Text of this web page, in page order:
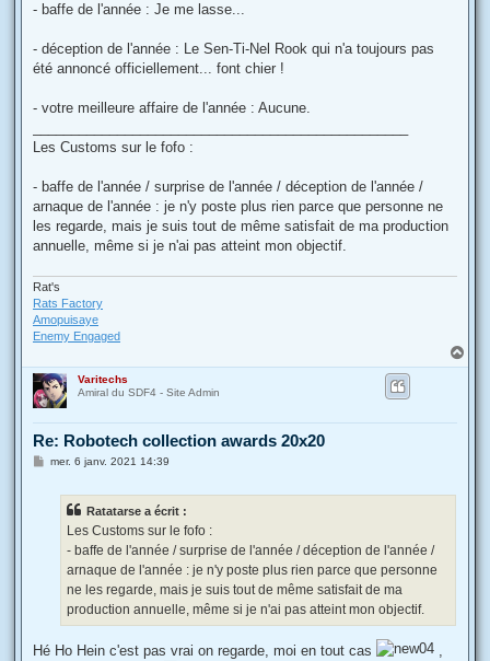
- baffe de l'année : Je me lasse...
- déception de l'année : Le Sen-Ti-Nel Rook qui n'a toujours pas
été annoncé officiellement... font chier !
- votre meilleure affaire de l'année : Aucune.
Les Customs sur le fofo :
- baffe de l'année / surprise de l'année / déception de l'année /
arnaque de l'année : je n'y poste plus rien parce que personne ne
les regarde, mais je suis tout de même satisfait de ma production
annuelle, même si je n'ai pas atteint mon objectif.
Rat's
Rats Factory
Amopuisaye
Enemy Engaged
a
Varitechs
Amiral du SDF4 - Site Admin
Re: Robotech collection awards 20x20
Mmer. 6 janv. 2021 14:39
Ratatarse a écrit :
Les Customs sur le fofo :
- baffe de l'année / surprise de l'année / déception de l'année /
arnaque de l'année : je n'y poste plus rien parce que personne
ne les regarde, mais je suis tout de même satisfait de ma
production annuelle, même si je n'ai pas atteint mon objectif.
Hé Ho Hein c'est pas vrai on regarde, moi en tout cas
,